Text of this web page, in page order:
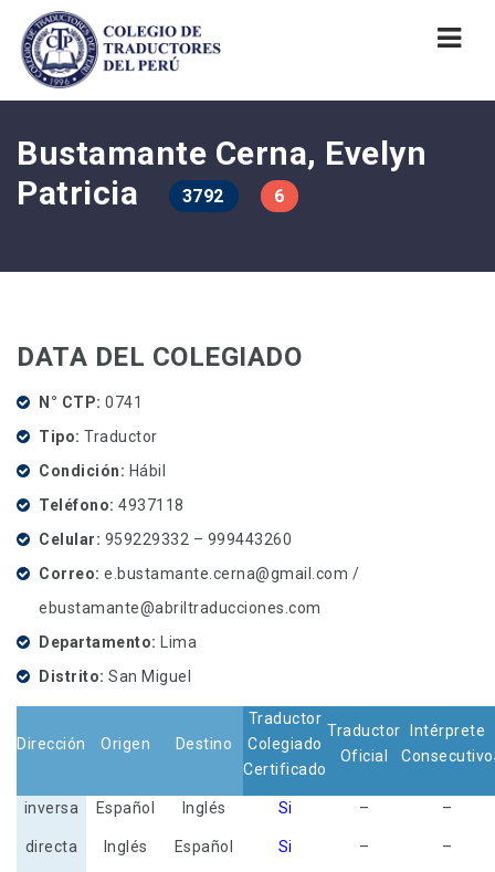
Bustamante Cerna, Evelyn
Patricia
3792 6
DATA DEL COLEGIADO
N° CTP 0741
Tipo Traductor
Condición
Hábil
Teléfono 4937118
Celular
959229332 – 999443260
Correo e.bustamante.cerna@gmail.com /
ebustamante@abriltraducciones.com
Departamento Lima
Distrito San Miguel
Dirección Origen Destino
Traductor
Colegiado
Certificado
Traductor
Oficial
Intérprete
Consecutivo
inversa Español Inglés Si – –
directa Inglés Español Si – –